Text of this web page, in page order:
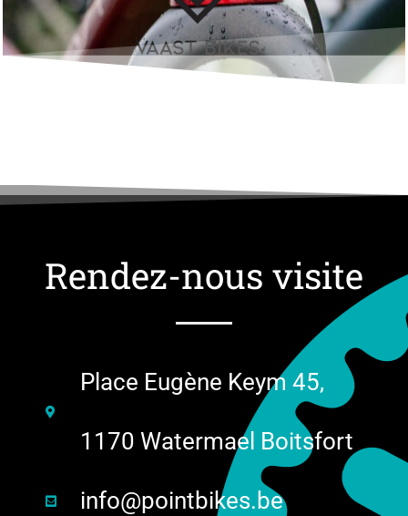
Rendez-nous visite
Place Eugène Keym 45,
1170 Watermael Boitsfort
info@pointbikes.be